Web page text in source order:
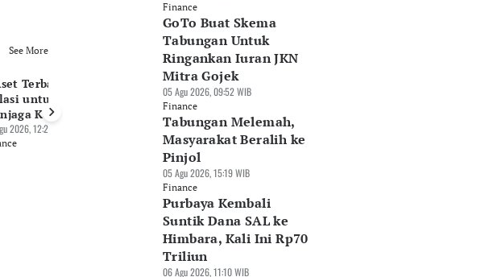
See More
Terbaik saat
untuk
Kekayaan
2026, 12:27 WIB
Purbaya Kembali
Suntik Dana SAL ke
Himbara, Kali Ini
Rp70 Triliun
06 Agu 2026, 11:10 WIB
Dokumen Dinilai
Beri Kepastian
Hukum Pergadaian
05 Agu 2026, 15:52 WIB
Finance
GoTo Buat Skema
Tabungan Untuk
Ringankan Iuran JKN
Mitra Gojek
05 Agu 2026, 09:52 WIB
Finance
Tabungan Melemah,
Masyarakat Beralih ke
Pinjol
05 Agu 2026, 15:19 WIB
Finance
Purbaya Kembali
Suntik Dana SAL ke
Himbara, Kali Ini Rp70
Triliun
06 Agu 2026, 11:10 WIB